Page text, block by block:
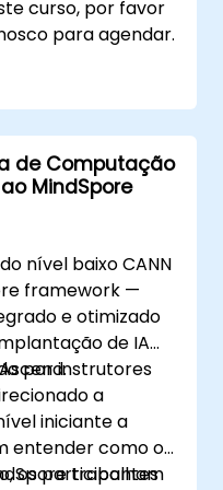
curso, por favor
para agendar.
de Computação
MindSpore
nível baixo CANN
framework —
e otimizado
de IA
por instrutores
a
iniciante a
entender como os
trabalham
os participantes